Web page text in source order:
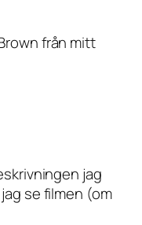
från mitt
jag
se filmen (om